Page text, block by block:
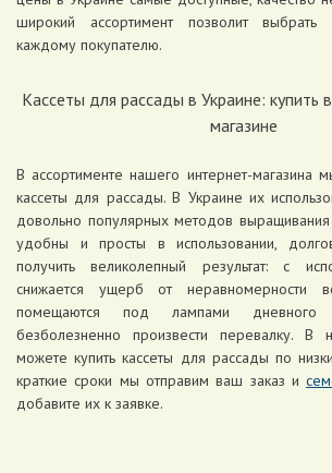
широкий ассортимент позволит
каждому покупателю.
Кассеты для рассады в Украине: купить
магазине
В ассортименте нашего интернет-магазина
кассеты для рассады. В Украине их
довольно популярных методов
удобны и просты в использовании,
получить великолепный результат: с
снижается ущерб от неравномерности
помещаются под лампами дневного
безболезненно произвести перевалку. В
можете купить кассеты для рассады по
краткие сроки мы отправим ваш заказ и
добавите их к заявке.